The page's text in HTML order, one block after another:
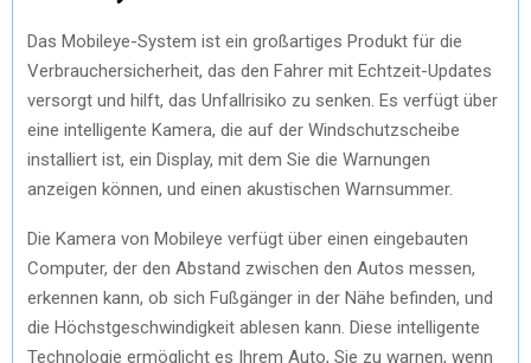
Das Mobileye-System ist ein großartiges Produkt für die
Verbrauchersicherheit, das den Fahrer mit Echtzeit-Updates
versorgt und hilft, das Unfallrisiko zu senken. Es verfügt über
eine intelligente Kamera, die auf der Windschutzscheibe
installiert ist, ein Display, mit dem Sie die Warnungen
anzeigen können, und einen akustischen Warnsummer.
Die Kamera von Mobileye verfügt über einen eingebauten
Computer, der den Abstand zwischen den Autos messen,
erkennen kann, ob sich Fußgänger in der Nähe befinden, und
die Höchstgeschwindigkeit ablesen kann. Diese intelligente
Technologie ermöglicht es Ihrem Auto, Sie zu warnen, wenn